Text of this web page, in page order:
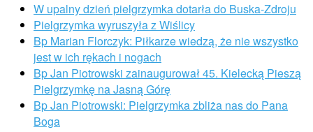
W upalny dzień pielgrzymka dotarła do Buska-Zdroju
Pielgrzymka wyruszyła z Wiślicy
Bp Marian Florczyk: Piłkarze wiedzą, że nie wszystko
jest w ich rękach i nogach
Bp Jan Piotrowski zainaugurował 45. Kielecką Pieszą
Pielgrzymkę na Jasną Górę
Bp Jan Piotrowski: Pielgrzymka zbliża nas do Pana
Boga